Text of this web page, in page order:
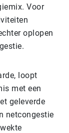
Voor
oplopen
loopt
met een
geleverde
netcongestie